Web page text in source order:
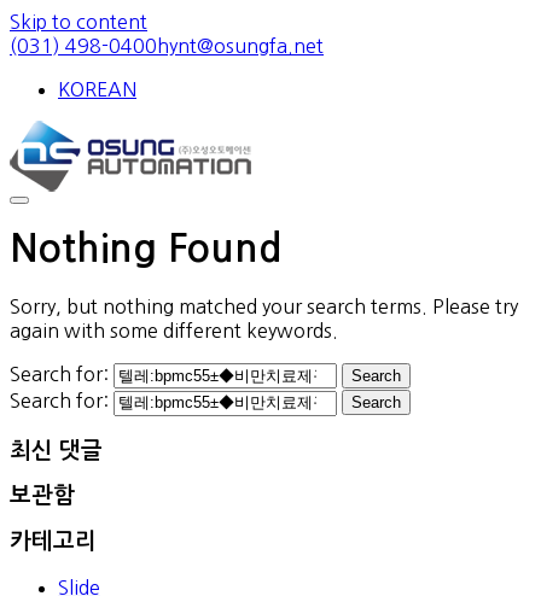
Skip to content
(031) 498-0400 hynt@osungfa.net
KOREAN
Nothing Found
Sorry, but nothing matched your search terms. Please try
again with some different keywords.
Search for:
Search for:
최신 댓글
보관함
카테고리
Slide